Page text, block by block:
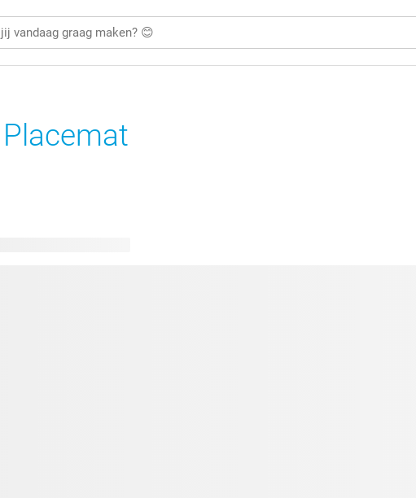
Placemat